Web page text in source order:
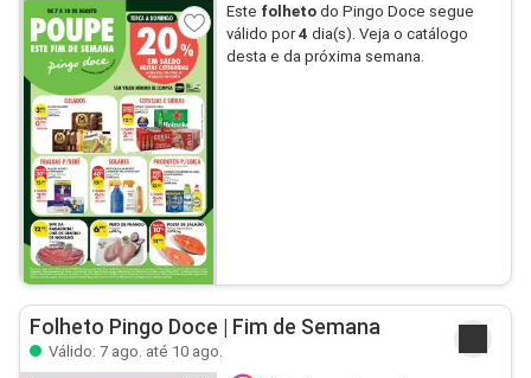
Este folhetodo Pingo Doce segue
válido por4 dia(s). Veja o catálogo
desta e da próxima semana.
Folheto Pingo Doce | Fim de Semana
Válido: 7 ago. até 10 ago.